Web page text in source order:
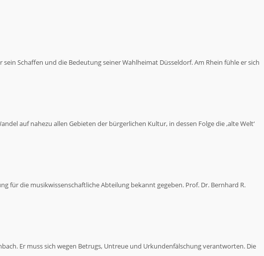
Schaffen und die Bedeutung seiner Wahlheimat Düsseldorf. Am Rhein fühle er sich
auf nahezu allen Gebieten der bürgerlichen Kultur, in dessen Folge die ‚alte Welt‘
für die musikwissenschaftliche Abteilung bekannt gegeben. Prof. Dr. Bernhard R.
Er muss sich wegen Betrugs, Untreue und Urkundenfälschung verantworten. Die